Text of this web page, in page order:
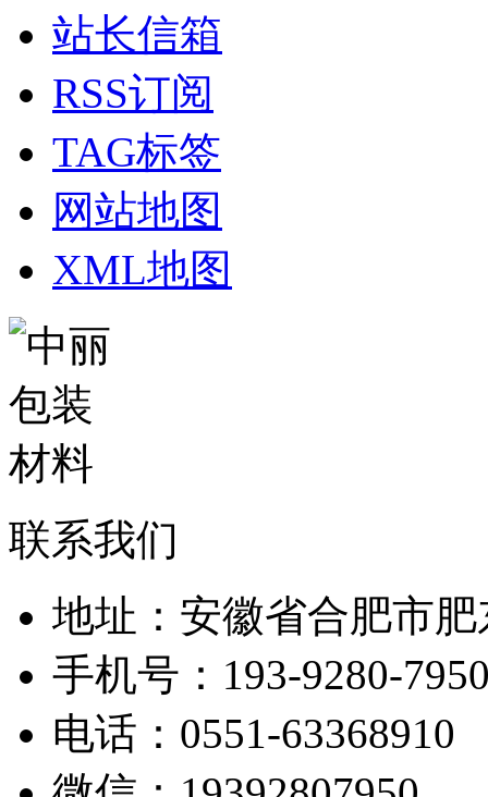
站长信箱
RSS订阅
TAG标签
网站地图
XML地图
联系我们
地址：安徽省合肥市
手机号：193-9280-
电话：0551-63368910